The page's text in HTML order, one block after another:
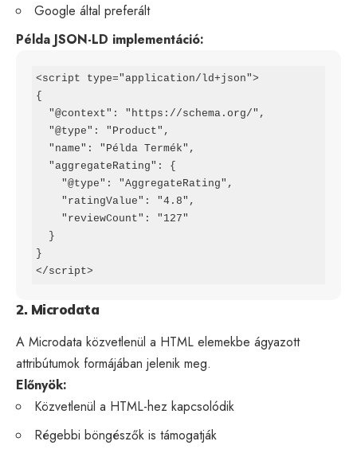
Google által preferált
Példa JSON-LD implementáció:
<script type="application/ld+json">
{
}
</script>
2. Microdata
A Microdata közvetlenül a HTML elemekbe ágyazott
attribútumok formájában jelenik meg.
Előnyök:
Közvetlenül a HTML-hez kapcsolódik
Régebbi böngészők is támogatják